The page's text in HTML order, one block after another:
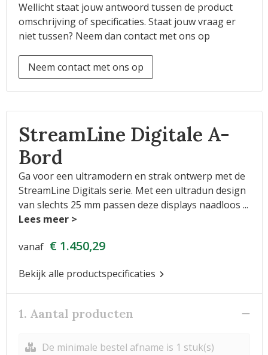
Wellicht staat jouw antwoord tussen de product
omschrijving of specificaties. Staat jouw vraag er
niet tussen? Neem dan contact met ons op
Neem contact met ons op
StreamLine Digitale A-
Bord
Ga voor een ultramodern en strak ontwerp met de
StreamLine Digitals serie. Met een ultradun design
van slechts 25 mm passen deze displays naadloos ...
vanaf € 1.450,29
Bekijk alle productspecificaties
1. Aantal producten
De minimale bestel afname is 1 stuk(s)